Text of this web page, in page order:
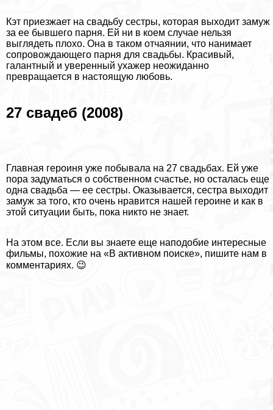
Кэт приезжает на свадьбу сестры, которая выходит замуж
за ее бывшего парня. Ей ни в коем случае нельзя
выглядеть плохо. Она в таком отчаянии, что нанимает
сопровождающего парня для свадьбы. Красивый,
галантный и уверенный ухажер неожиданно
превращается в настоящую любовь.
27 свадеб (2008)
Главная героиня уже побывала на 27 свадьбах. Ей уже
пора задуматься о собственном счастье, но осталась еще
одна свадьба — ее сестры. Оказывается, сестра выходит
замуж за того, кто очень нравится нашей героине и как в
этой ситуации быть, пока никто не знает.
На этом все. Если вы знаете еще наподобие интересные
фильмы, похожие на «В активном поиске», пишите нам в
комментариях. 😉